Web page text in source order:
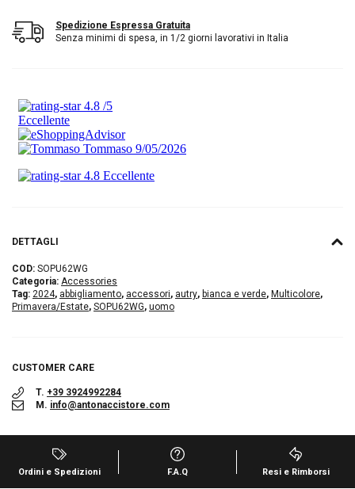
Spedizione Espressa Gratuita
Senza minimi di spesa, in 1/2 giorni lavorativi in Italia
DETTAGLI
COD: SOPU62WG
Categoria: Accessories
Tag: 2024, abbigliamento, accessori, autry, bianca e verde, Multicolore,
Primavera/Estate, SOPU62WG, uomo
CUSTOMER CARE
T. +39 3924992284
M. info@antonaccistore.com
Ordini e Spedizioni F.A.Q Resi e Rimborsi